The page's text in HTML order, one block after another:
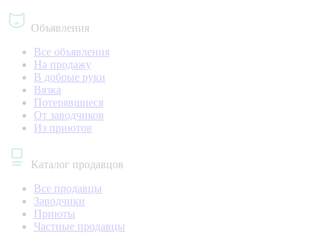
Объявления
Все объявления
На продажу
В добрые руки
Вязка
Потерявшиеся
От заводчиков
Из приютов
Каталог продавцов
Все продавцы
Заводчики
Приюты
Частные продавцы